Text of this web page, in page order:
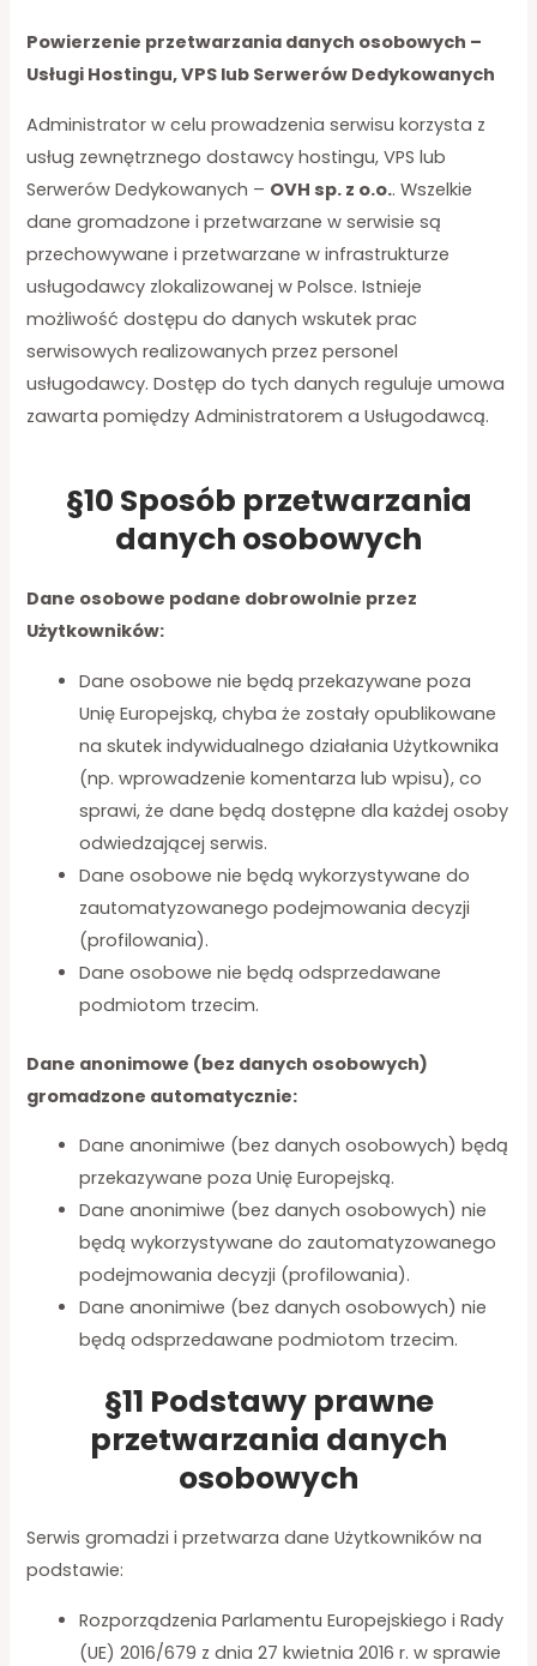
Powierzenie przetwarzania danych osobowych –
Usługi Hostingu, VPS lub Serwerów Dedykowanych
Administrator w celu prowadzenia serwisu korzysta z
usług zewnętrznego dostawcy hostingu, VPS lub
Serwerów Dedykowanych – OVH sp. z o.o.. Wszelkie
dane gromadzone i przetwarzane w serwisie są
przechowywane i przetwarzane w infrastrukturze
usługodawcy zlokalizowanej w Polsce. Istnieje
możliwość dostępu do danych wskutek prac
serwisowych realizowanych przez personel
usługodawcy. Dostęp do tych danych reguluje umowa
zawarta pomiędzy Administratorem a Usługodawcą.
§10 Sposób przetwarzania
danych osobowych
Dane osobowe podane dobrowolnie przez
Użytkowników:
Dane osobowe nie będą przekazywane poza
Unię Europejską, chyba że zostały opublikowane
na skutek indywidualnego działania Użytkownika
(np. wprowadzenie komentarza lub wpisu), co
sprawi, że dane będą dostępne dla każdej osoby
odwiedzającej serwis.
Dane osobowe nie będą wykorzystywane do
zautomatyzowanego podejmowania decyzji
(profilowania).
Dane osobowe nie będą odsprzedawane
podmiotom trzecim.
Dane anonimowe (bez danych osobowych)
gromadzone automatycznie:
Dane anonimiwe (bez danych osobowych) będą
przekazywane poza Unię Europejską.
Dane anonimiwe (bez danych osobowych) nie
będą wykorzystywane do zautomatyzowanego
podejmowania decyzji (profilowania).
Dane anonimiwe (bez danych osobowych) nie
będą odsprzedawane podmiotom trzecim.
§11 Podstawy prawne
przetwarzania danych
osobowych
Serwis gromadzi i przetwarza dane Użytkowników na
podstawie:
Rozporządzenia Parlamentu Europejskiego i Rady
(UE) 2016/679 z dnia 27 kwietnia 2016 r. w sprawie